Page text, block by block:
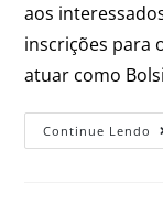
aos
inscrições para
atuar como
Continue Lendo